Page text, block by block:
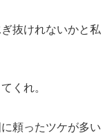
抜けれないかと私
くれ。
頼ったツケが多い